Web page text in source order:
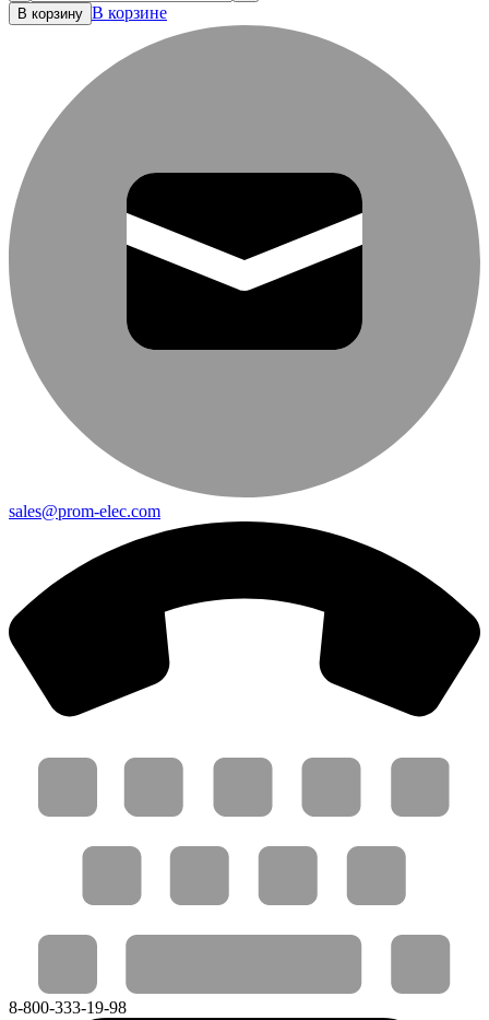
В корзину В корзине
sales@prom-elec.com
8-800-333-19-98